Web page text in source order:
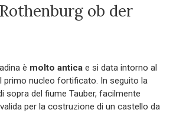
ob der
è molto antica e si data intorno al
primo nucleo fortificato. In seguito la
sopra del fiume Tauber, facilmente
per la costruzione di un castello da